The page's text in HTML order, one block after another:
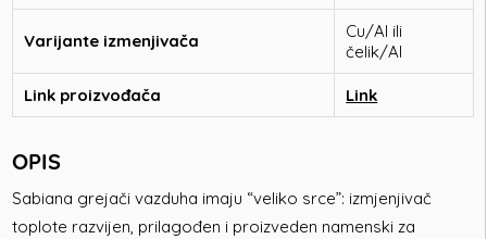
Varijante izmenjivača
Cu/Al ili
čelik/Al
Link proizvođača Link
OPIS
Sabiana grejači vazduha imaju “veliko srce”: izmjenjivač
toplote razvijen, prilagođen i proizveden namenski za